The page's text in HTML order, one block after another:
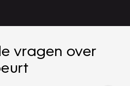
vragen over